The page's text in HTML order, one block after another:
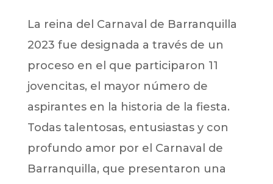
La reina del Carnaval de Barranquilla
2023 fue designada a través de un
proceso en el que participaron 11
jovencitas, el mayor número de
aspirantes en la historia de la fiesta.
Todas talentosas, entusiastas y con
profundo amor por el Carnaval de
Barranquilla, que presentaron una